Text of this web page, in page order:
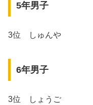
5年男子
3位 しゅんや
6年男子
3位 しょうご